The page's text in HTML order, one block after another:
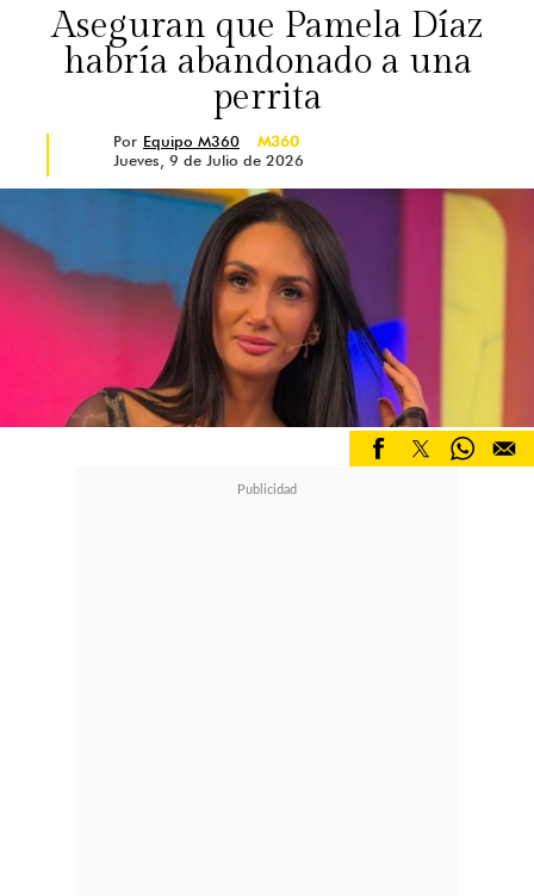
Aseguran que Pamela Díaz
habría abandonado a una
perrita
Por Equipo M360
M360
Jueves, 9 de Julio de 2026